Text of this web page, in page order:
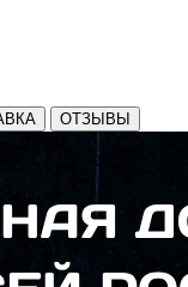
ОТЗЫВЫ